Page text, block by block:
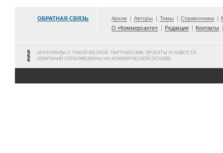
ОБРАТНАЯ СВЯЗЬ Архив Авторы Темы Справочники
О «Коммерсанте»
Редакция Контакты
МАТЕРИАЛЫ С ТАКОЙ МЕТКОЙ, ПАРТНЕРСКИЕ ПРОЕКТЫ И НОВОСТИ
КОМПАНИЙ ОПУБЛИКОВАНЫ НА КОММЕРЧЕСКОЙ ОСНОВЕ